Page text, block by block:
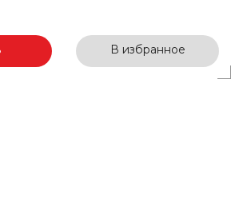
В избранное